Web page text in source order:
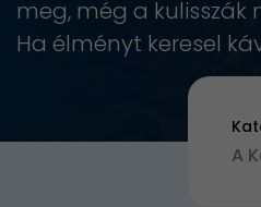
meg, még a
Ha élményt keresel